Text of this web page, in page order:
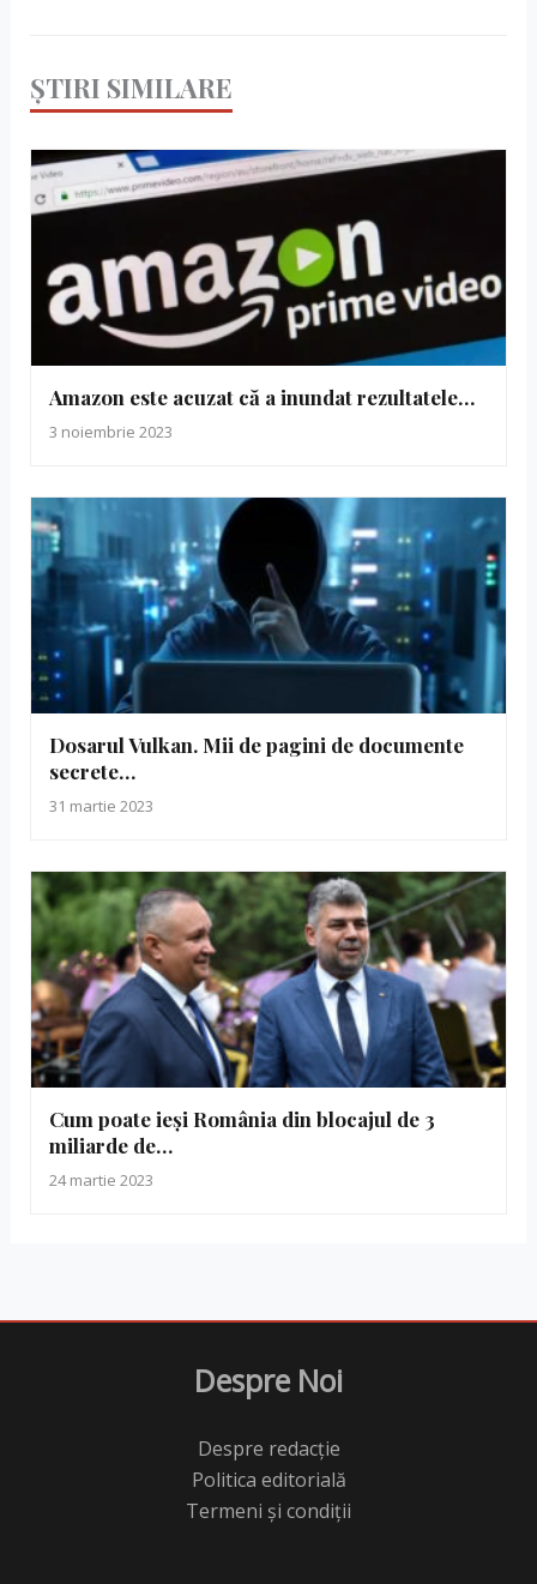
ȘTIRI SIMILARE
Amazon este acuzat că a inundat rezultatele…
3 noiembrie 2023
Dosarul Vulkan. Mii de pagini de documente
secrete…
31 martie 2023
Cum poate ieși România din blocajul de 3
miliarde de…
24 martie 2023
Despre Noi
Despre redacție
Politica editorială
Termeni și condiții